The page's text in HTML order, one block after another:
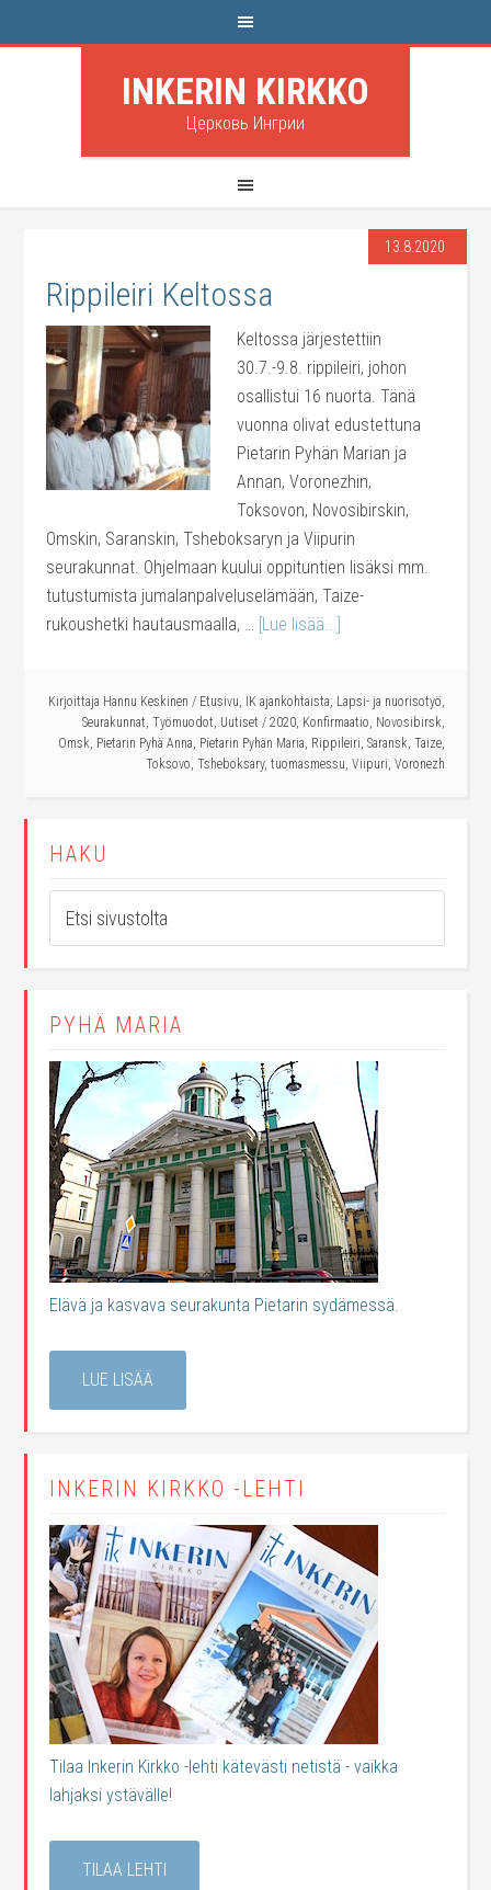
INKERIN KIRKKO
Церковь Ингрии
13.8.2020
Rippileiri Keltossa
Keltossa järjestettiin
30.7.-9.8. rippileiri, johon
osallistui 16 nuorta. Tänä
vuonna olivat edustettuna
Pietarin Pyhän Marian ja
Annan, Voronezhin,
Toksovon, Novosibirskin,
Omskin, Saranskin, Tsheboksaryn ja Viipurin
seurakunnat. Ohjelmaan kuului oppituntien lisäksi mm.
tutustumista jumalanpalveluselämään, Taize-
rukoushetki hautausmaalla, … [Lue lisää...]
Kirjoittaja Hannu Keskinen / Etusivu, IK ajankohtaista, Lapsi- ja nuorisotyö,
Seurakunnat, Työmuodot, Uutiset / 2020, Konfirmaatio, Novosibirsk,
Omsk, Pietarin Pyhä Anna, Pietarin Pyhän Maria, Rippileiri, Saransk, Taize,
Toksovo, Tsheboksary, tuomasmessu, Viipuri, Voronezh
HAKU
PYHÄ MARIA
Elävä ja kasvava seurakunta Pietarin sydämessä.
LUE LISÄÄ
INKERIN KIRKKO -LEHTI
Tilaa Inkerin Kirkko -lehti kätevästi netistä - vaikka
lahjaksi ystävälle!
TILAA LEHTI